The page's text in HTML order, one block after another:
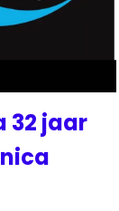
32 jaar